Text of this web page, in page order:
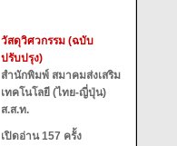
วัสดุวิศวกรรม (ฉบับ
ปรับปรุง)
สำนักพิมพ์ สมาคมส่งเสริม
เทคโนโลยี (ไทย-ญี่ปุ่น)
ส.ส.ท.
เปิดอ่าน 157 ครั้ง